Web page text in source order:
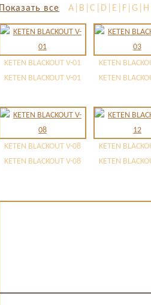
Показать все
KETEN BLACKOUT V-01
KETEN BLACKOUT V-01
KETEN
KETEN
KETEN BLACKOUT V-08
KETEN BLACKOUT V-08
KETEN
KETEN